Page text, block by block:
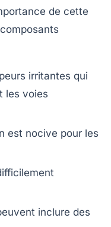
de cette
irritantes qui
les voies
est nocive pour les
inclure des